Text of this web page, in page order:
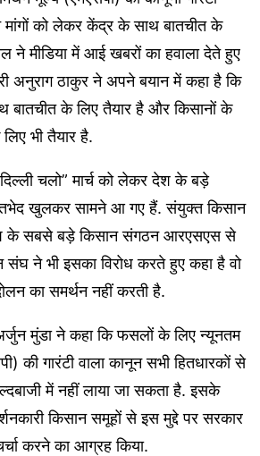
मांगों को लेकर केंद्र के साथ बातचीत के
ने मीडिया में आई खबरों का हवाला देते हुए
अनुराग ठाकुर ने अपने बयान में कहा है कि
बातचीत के लिए तैयार है और किसानों के
भी तैयार है.
चलो” मार्च को लेकर देश के बड़े
खुलकर सामने आ गए हैं. संयुक्त किसान
के सबसे बड़े किसान संगठन आरएसएस से
संघ ने भी इसका विरोध करते हुए कहा है वो
का समर्थन नहीं करती है.
मुंडा ने कहा कि फसलों के लिए न्यूनतम
की गारंटी वाला कानून सभी हितधारकों से
में नहीं लाया जा सकता है. इसके
किसान समूहों से इस मुद्दे पर सरकार
करने का आग्रह किया.